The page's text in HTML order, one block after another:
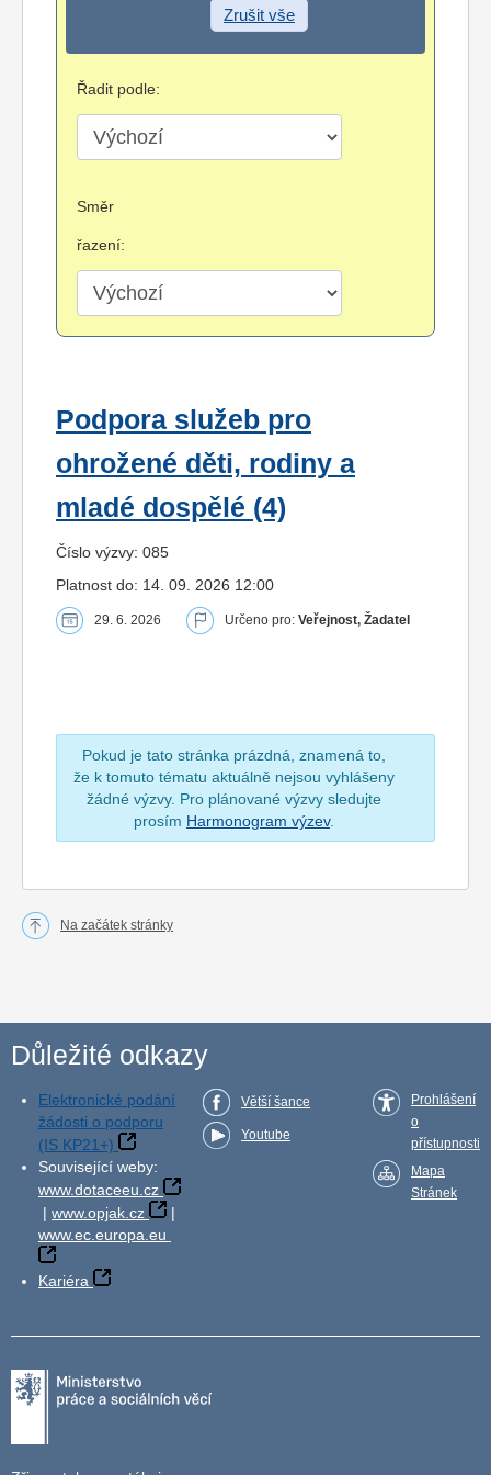
Zrušit vše
Řadit podle:
Směr
řazení:
Podpora služeb pro
ohrožené děti, rodiny a
mladé dospělé (4)
Číslo výzvy: 085
Platnost do: 14. 09. 2026 12:00
29. 6. 2026 Určeno pro: Veřejnost, Žadatel
Pokud je tato stránka prázdná, znamená to,
že k tomuto tématu aktuálně nejsou vyhlášeny
žádné výzvy. Pro plánované výzvy sledujte
prosím Harmonogram výzev.
Na začátek stránky
Důležité odkazy
Elektronické podání
žádosti o podporu
(IS KP21+)
Související weby:
www.dotaceeu.cz
| www.opjak.cz
|
www.ec.europa.eu
Kariéra
Větší šance
Youtube
Prohlášení
o
přístupnosti
Mapa
Stránek